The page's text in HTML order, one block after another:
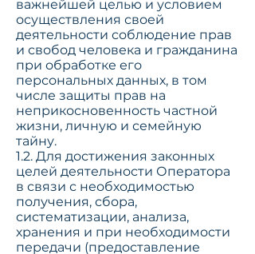
важнейшей целью и условием
осуществления своей
деятельности соблюдение прав
и свобод человека и гражданина
при обработке его
персональных данных, в том
числе защиты прав на
неприкосновенность частной
жизни, личную и семейную
тайну.
1.2. Для достижения законных
целей деятельности Оператора
в связи с необходимостью
получения, сбора,
систематизации, анализа,
хранения и при необходимости
передачи (предоставление